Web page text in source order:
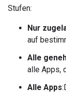
Stufen:
Nur
auf
Alle
alle Apps,
Alle Apps